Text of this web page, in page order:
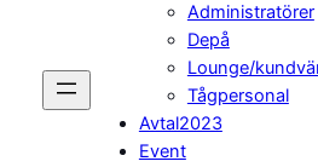
Administratörer
Depå
Lounge/
Tågpersonal
Avtal2023
Event